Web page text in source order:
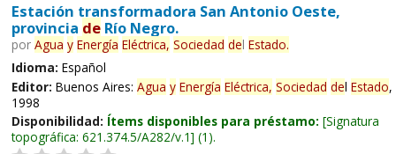
Estación transformadora San Antonio Oeste,
provincia deRío Negro.
por Agua y Energía Eléctrica, Sociedad del Estado.
Idioma: Español
Editor: Buenos Aires: Agua y Energía Eléctrica, Sociedad del Estado,
1998
Disponibilidad: Ítems disponibles para préstamo: Signatura
topográfica: 621.374.5/A282/v.1 (1).